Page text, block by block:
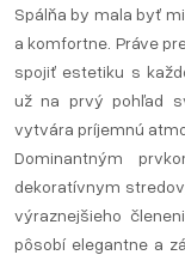
Spálňa by mala byť
a komfortne. Práve
spojiť estetiku s
už na prvý pohľad
vytvára príjemnú
Dominantným
dekoratívnym
výraznejšieho
pôsobí elegantne a